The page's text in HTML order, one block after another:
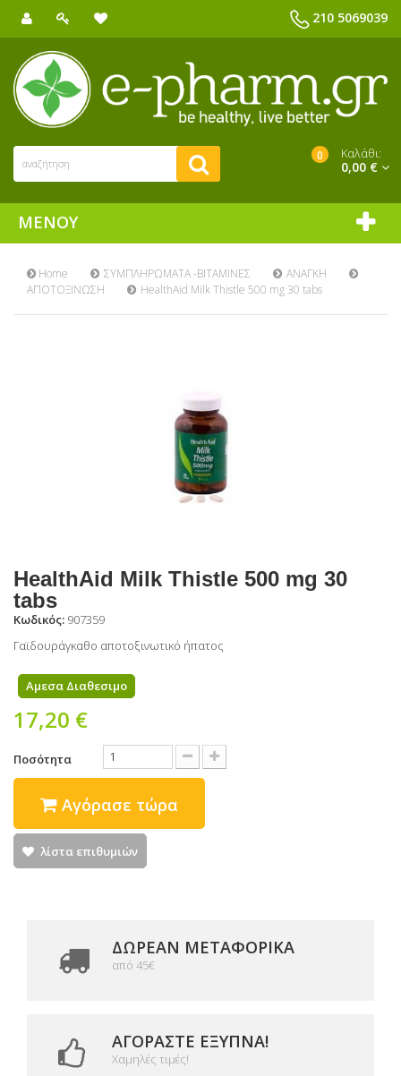
210 5069039
0 Καλάθι:
0,00 €
ΜΕΝΟΎ
Home ΣΥΜΠΛΗΡΩΜΑΤΑ -ΒΙΤΑΜΙΝΕΣ
ΑΝΑΓΚΗ
ΑΠΟΤΟΞΙΝΩΣΗ
HealthAid Milk Thistle 500 mg 30 tabs
HealthAid Milk Thistle 500 mg 30
tabs
Κωδικός: 907359
Γαϊδουράγκαθο αποτοξινωτικό ήπατος
Αμεσα Διαθεσιμο
17,20 €
Ποσότητα
Αγόρασε τώρα
λίστα επιθυμιών
ΔΩΡΕΑΝ ΜΕΤΑΦΟΡΙΚΆ
από 45€
ΑΓΟΡΆΣΤΕ ΈΞΥΠΝΑ!
Χαμηλές τιμές!